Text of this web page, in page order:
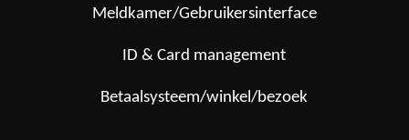
Meldkamer/Gebruikersinterface
ID & Card management
Betaalsysteem/winkel/bezoek